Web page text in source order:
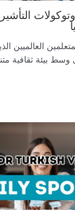
العالميين
وسط بيئة ثقافية